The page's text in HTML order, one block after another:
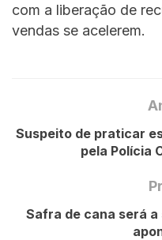
com a liberação de
vendas se acelerem.
Suspeito de praticar
pela Polícia
Safra de cana será